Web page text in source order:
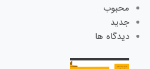
محبوب
جدید
دیدگاه ها